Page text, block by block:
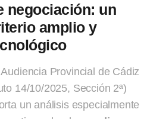
negociación: un
amplio y
Provincial de Cádiz
14/10/2025, Sección 2ª)
un análisis especialmente